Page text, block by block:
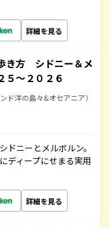
詳細を見る
き方 シドニー＆メ
～２０２６
ド洋の島々&オセアニア）
ドニーとメルボルン。
ディープにせまる実用
詳細を見る